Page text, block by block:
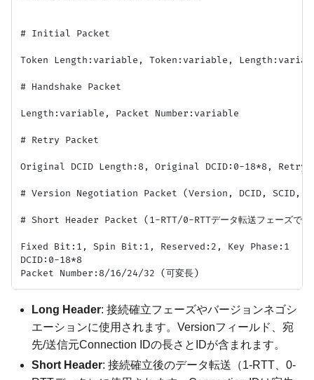
# Initial Packet
Token Length:variable, Token:variable,
# Handshake Packet
Length:variable, Packet Number:variable
# Retry Packet
Original DCID Length:8, Original DCID:0-18*8,
# Version Negotiation Packet (Version, DCID, SCID,
# Short Header Packet (1-RTT/0-RTTデータ転送フェーズで使
Fixed Bit:1, Spin Bit:1, Reserved:2, Key Phase:1
DCID:0-18*8
Long Header: 接続確立フェーズやバージョンネゴシ
エーションに使用されます。Versionフィールド、宛
先/送信元Connection IDの長さとIDが含まれます。
Short Header: 接続確立後のデータ転送（1-RTT、0-